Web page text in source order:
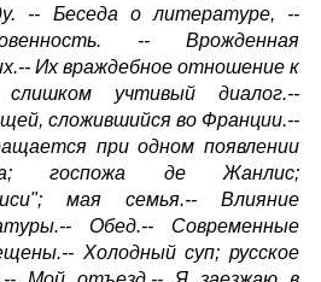
-- Беседа о литературе, --
-- Врожденная
Их враждебное отношение к
учтивый диалог.--
сложившийся во Франции.--
при одном появлении
госпожа де Жанлис;
мая семья.-- Влияние
Обед.-- Современные
Холодный суп; русское